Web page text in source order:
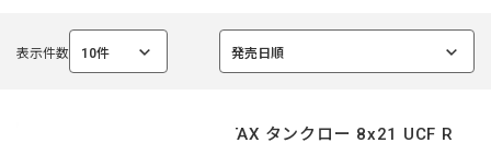
表示件数 10件
選
発売日順
選
PENTAX タンクロー 8x21 UCF R